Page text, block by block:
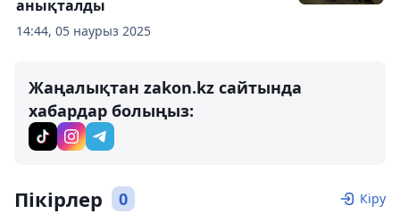
14:44, 05 наурыз 2025
анықталды
Жаңалықтан zakon.kz сайтында
хабардар болыңыз:
Пікірлер 0 Кіру